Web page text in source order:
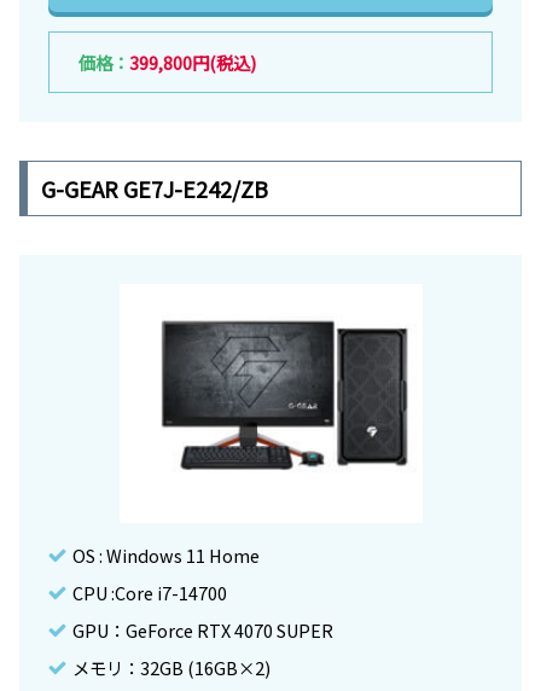
価格： 399,800円(税込)
G-GEAR GE7J-E242/ZB
OS : Windows 11 Home
CPU :Core i7-14700
GPU：GeForce RTX 4070 SUPER
メモリ：32GB (16GB×2)